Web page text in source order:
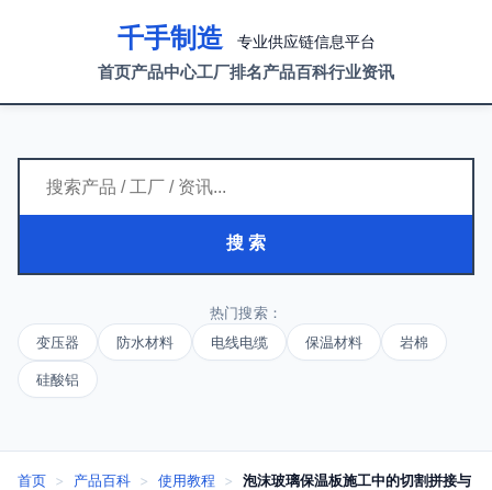
千手制造 专业供应链信息平台
首页产品中心工厂排名产品百科行业资讯
搜 索
热门搜索：
变压器
防水材料 电线电缆 保温材料 岩棉
硅酸铝
首页 > 产品百科 > 使用教程 >
泡沫玻璃保温板施工中的切割拼接与